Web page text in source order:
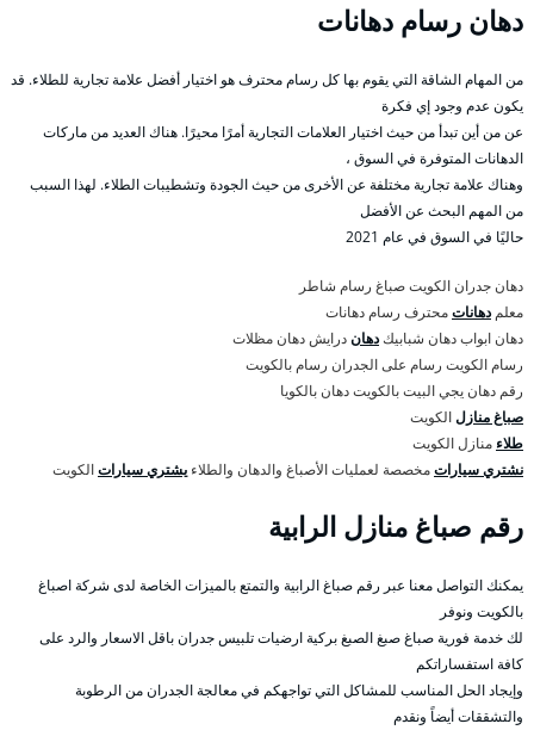
دهان رسام دهانات
من المهام الشاقة التي يقوم بها كل رسام محترف هو اختيار أفضل علامة تجارية للطلاء. قد
يكون عدم وجود إي فكرة
عن من أين تبدأ من حيث اختيار العلامات التجارية أمرًا محيرًا. هناك العديد من ماركات
الدهانات المتوفرة في السوق ،
وهناك علامة تجارية مختلفة عن الأخرى من حيث الجودة وتشطيبات الطلاء. لهذا السبب
من المهم البحث عن الأفضل
حاليًا في السوق في عام 2021
دهان جدران الكويت صباغ رسام شاطر
معلمدهاناتمحترف رسام دهانات
دهان ابواب دهان شبابيكدهاندرايش دهان مظلات
رسام الكويت رسام على الجدران رسام بالكويت
رقم دهان يجي البيت بالكويت دهان بالكويا
صباغ منازلالكويت
طلاء منازل الكويت
نشتري سياراتمخصصة لعمليات الأصباغ والدهان والطلاءيشتري سياراتالكويت
رقم صباغ منازل الرابية
يمكنك التواصل معنا عبر رقم صباغ الرابية والتمتع بالميزات الخاصة لدى شركة اصباغ
بالكويت ونوفر
لك خدمة فورية صباغ صبغ الصبغ بركية ارضيات تلبيس جدران باقل الاسعار والرد على
كافة استفساراتكم
وإيجاد الحل المناسب للمشاكل التي تواجهكم في معالجة الجدران من الرطوبة
والتشققات أيضاً ونقدم